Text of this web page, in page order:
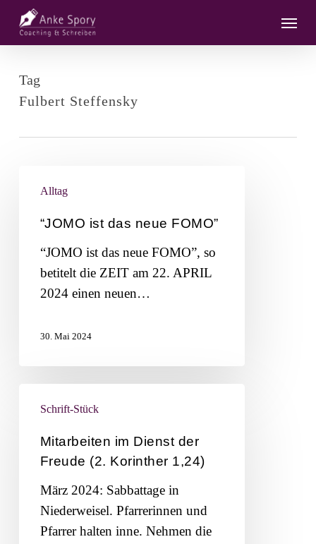
Menu
Tag
Fulbert Steffensky
das
FOMO”
Alltag
“JOMO ist das neue FOMO”
“JOMO ist das neue FOMO”, so
betitelt die ZEIT am 22. APRIL
2024 einen neuen…
30. Mai 2024
Dienst
Korinther
1,24)
Schrift-Stück
Mitarbeiten im Dienst der
Freude (2. Korinther 1,24)
März 2024: Sabbattage in
Niederweisel. Pfarrerinnen und
Pfarrer halten inne. Nehmen die